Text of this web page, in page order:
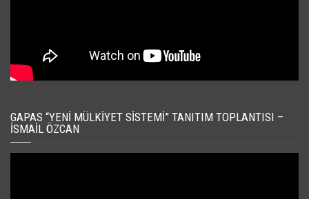
GAPAS “YENI MÜLKIYET SISTEMI” TANITIM TOPLANTISI –
İSMAIL ÖZCAN